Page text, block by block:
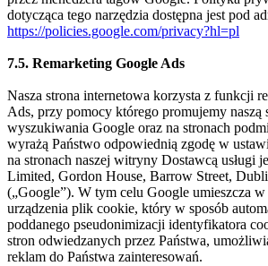
dotycząca tego narzędzia dostępna jest pod
https://policies.google.com/privacy?hl=pl
7.5. Remarketing Google Ads
Nasza strona internetowa korzysta z funkcji
Ads, przy pomocy którego promujemy naszą
wyszukiwania Google oraz na stronach
wyrażą Państwo odpowiednią zgodę w
na stronach naszej witryny Dostawcą usługi
Limited, Gordon House, Barrow Street,
(„Google”). W tym celu Google umieszcza w
urządzenia plik cookie, który w sposób
poddanego pseudonimizacji identyfikatora
stron odwiedzanych przez Państwa,
reklam do Państwa zainteresowań.